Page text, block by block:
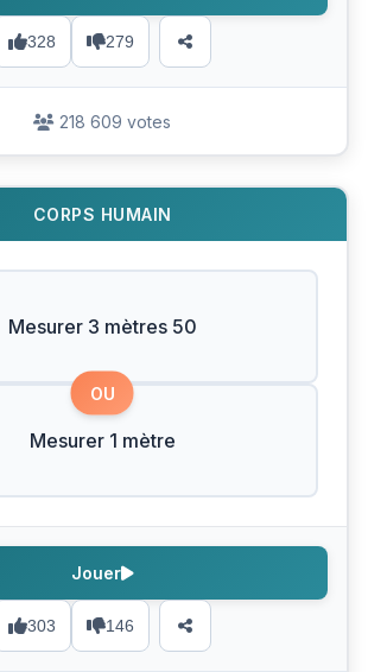
328 279
218 609 votes
CORPS HUMAIN
Mesurer 3 mètres 50
OU
Mesurer 1 mètre
303 146
Jouer